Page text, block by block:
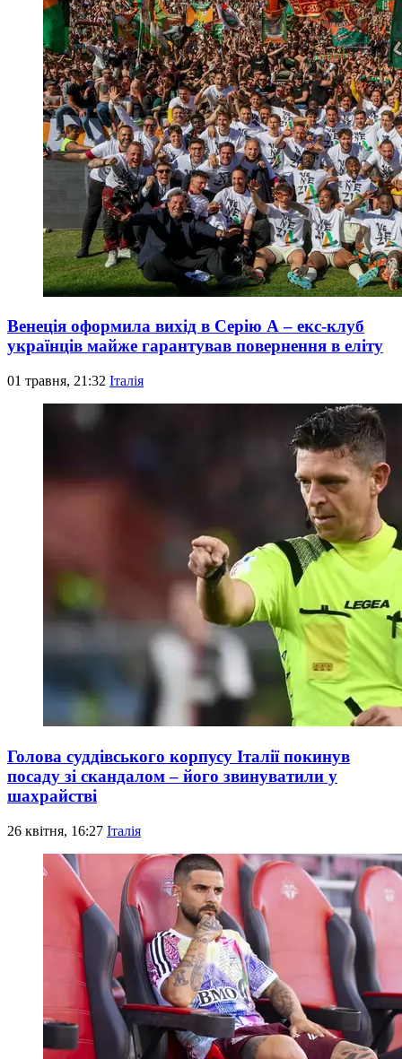
Венеція оформила вихід в Серію А – екс-клуб
українців майже гарантував повернення в еліту
01 травня, 21:32 Італія
Голова суддівського корпусу Італії покинув
посаду зі скандалом – його звинуватили у
шахрайстві
26 квітня, 16:27 Італія